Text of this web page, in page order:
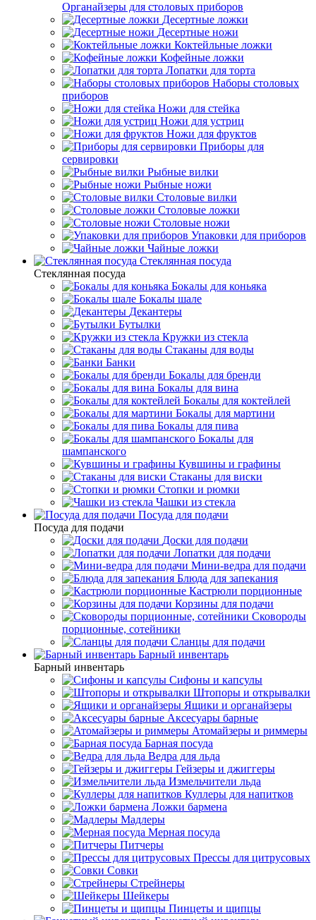
Органайзеры для столовых приборов
Десертные ложки
Десертные ножи
Коктейльные ложки
Кофейные ложки
Лопатки для торта
Наборы столовых
приборов
Ножи для стейка
Ножи для устриц
Ножи для фруктов
Приборы для
сервировки
Рыбные вилки
Рыбные ножи
Столовые вилки
Столовые ложки
Столовые ножи
Упаковки для приборов
Чайные ложки
Стеклянная посуда
Стеклянная посуда
Бокалы для коньяка
Бокалы шале
Декантеры
Бутылки
Кружки из стекла
Стаканы для воды
Банки
Бокалы для бренди
Бокалы для вина
Бокалы для коктейлей
Бокалы для мартини
Бокалы для пива
Бокалы для
шампанского
Кувшины и графины
Стаканы для виски
Стопки и рюмки
Чашки из стекла
Посуда для подачи
Посуда для подачи
Доски для подачи
Лопатки для подачи
Мини-ведра для подачи
Блюда для запекания
Кастрюли порционные
Корзины для подачи
Сковороды
порционные, сотейники
Сланцы для подачи
Барный инвентарь
Барный инвентарь
Сифоны и капсулы
Штопоры и открывалки
Ящики и органайзеры
Аксесуары барные
Атомайзеры и риммеры
Барная посуда
Ведра для льда
Гейзеры и джиггеры
Измельчители льда
Куллеры для напитков
Ложки бармена
Мадлеры
Мерная посуда
Питчеры
Прессы для цитрусовых
Совки
Стрейнеры
Шейкеры
Пинцеты и щипцы